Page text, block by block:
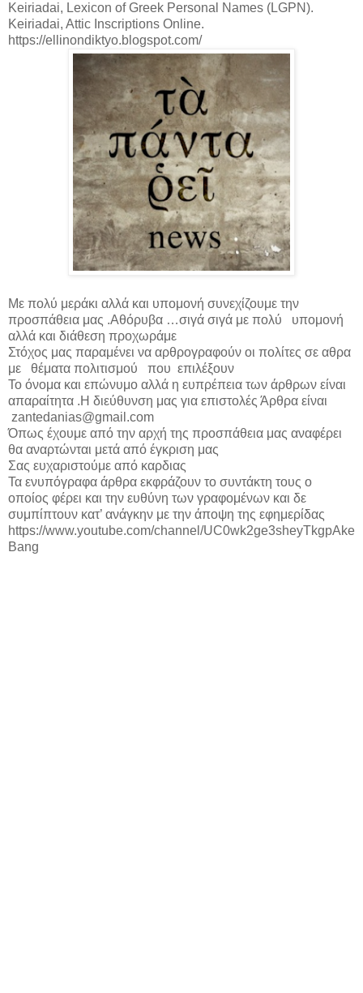
Keiriadai, Lexicon of Greek Personal Names (LGPN).
Keiriadai, Attic Inscriptions Online.
https://ellinondiktyo.blogspot.com/
Με πολύ μεράκι αλλά και υπομονή συνεχίζουμε την
προσπάθεια μας .Αθόρυβα …σιγά σιγά με πολύ υπομονή
αλλά και διάθεση προχωράμε
Στόχος μας παραμένει να αρθρογραφούν οι πολίτες σε αθρα
με θέματα πολιτισμού που επιλέξουν
Το όνομα και επώνυμο αλλά η ευπρέπεια των άρθρων είναι
απαραίτητα .Η διεύθυνση μας για επιστολές Άρθρα είναι
zantedanias@gmail.com
Όπως έχουμε από την αρχή της προσπάθεια μας αναφέρει
θα αναρτώνται μετά από έγκριση μας
Σας ευχαριστούμε από καρδιας
Τα ενυπόγραφα άρθρα εκφράζουν το συντάκτη τους ο
οποίος φέρει και την ευθύνη των γραφομένων και δε
συμπίπτουν κατ’ ανάγκην με την άποψη της εφημερίδας
https://www.youtube.com/channel/UC0wk2ge3sheyTkgpAke
Bang